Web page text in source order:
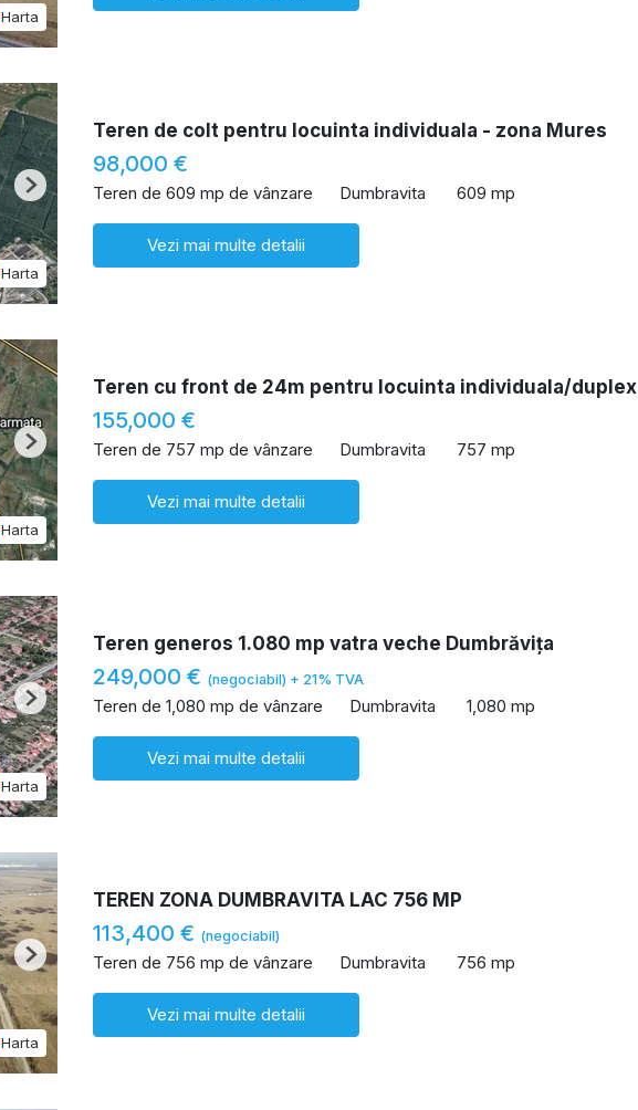
Harta
Harta
Next
Teren de colt pentru locuinta individuala - zona Mures
98,000 €
Teren de 609 mp de vânzare Dumbravita 609 mp
Vezi mai multe detalii
Harta
Next
Teren cu front de 24m pentru locuinta individuala/duplex
155,000 €
Teren de 757 mp de vânzare Dumbravita 757 mp
Vezi mai multe detalii
Harta
Next
Teren generos 1.080 mp vatra veche Dumbrăvița
249,000 € (negociabil) + 21% TVA
Teren de 1,080 mp de vânzare Dumbravita 1,080 mp
Vezi mai multe detalii
Harta
Next
TEREN ZONA DUMBRAVITA LAC 756 MP
113,400 € (negociabil)
Teren de 756 mp de vânzare Dumbravita 756 mp
Vezi mai multe detalii